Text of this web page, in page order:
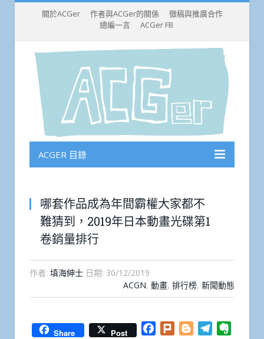
關於ACGer 作者與ACGer的關係
徵稿與推廣合作
總編一言
ACGer FB
ACGER 目錄
哪套作品成為年間霸權大家都不
難猜到，2019年日本動畫光碟第1
卷銷量排行
作者: 填海紳士 日期: 30/12/2019
ACGN, 動畫, 排行榜, 新聞動態
Share Post Facebook
Plurk BloggerTelegram